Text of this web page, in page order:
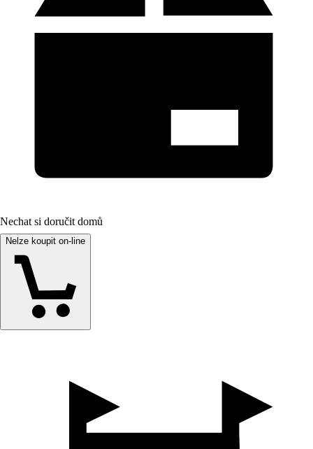
Nechat si doručit domů
Nelze koupit on-line